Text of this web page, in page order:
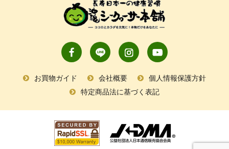
お買物ガイド 会社概要
個人情報保護方針
特定商品法に基づく表記